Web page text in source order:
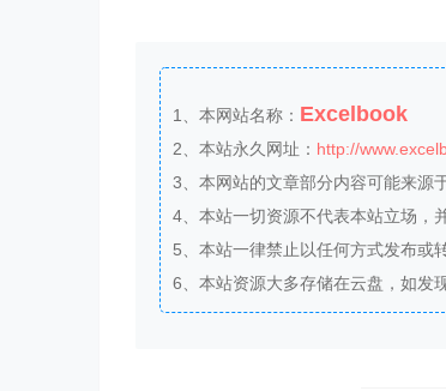
1、本网站名称： Excelbook
2、本站永久网址： http://
3、本网站的文章部分内容可能来源
4、本站一切资源不代表本站立场，
5、本站一律禁止以任何方式发布或
6、本站资源大多存储在云盘，如发